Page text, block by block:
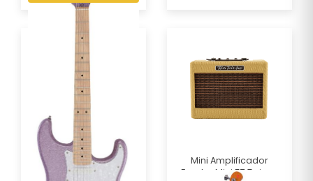
Mini Amplificador
Fender Mini 57 Twin-...